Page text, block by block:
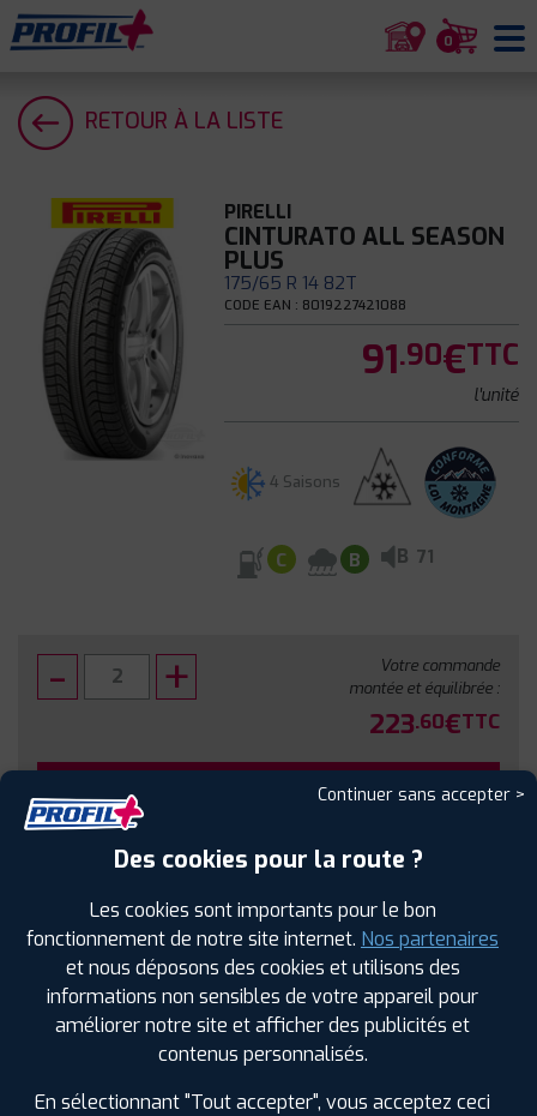
0
RETOUR À LA LISTE
PIRELLI
CINTURATO ALL SEASON
PLUS
175/65 R 14 82T
CODE EAN : 8019227421088
91.90€TTC
l'unité
4 Saisons
C B B 71
Votre commande
montée et équilibrée :
223.60€TTC
FAIRE INSTALLER CE PNEU
SPÉCIFICATIONS AVIS CLIENTS ÉTIQUETAGE
Continuer sans accepter >
Des cookies pour la route ?
Les cookies sont importants pour le bon
fonctionnement de notre site internet. Nos partenaires
et nous déposons des cookies et utilisons des
informations non sensibles de votre appareil pour
améliorer notre site et afficher des publicités et
contenus personnalisés.
En sélectionnant "Tout accepter", vous acceptez ceci